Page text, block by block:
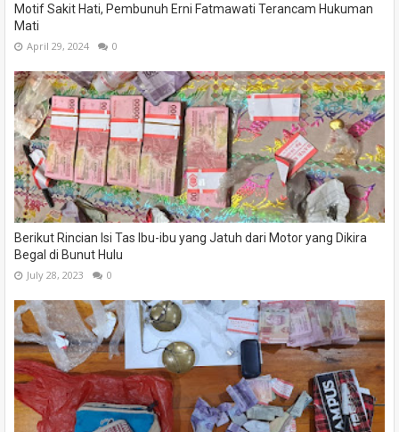
Motif Sakit Hati, Pembunuh Erni Fatmawati Terancam Hukuman
Mati
April 29, 2024 0
Berikut Rincian Isi Tas Ibu-ibu yang Jatuh dari Motor yang Dikira
Begal di Bunut Hulu
July 28, 2023 0